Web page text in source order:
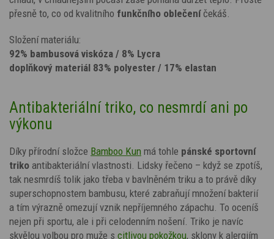
přesně to, co od kvalitního funkčního oblečení čekáš.
Složení materiálu:
92% bambusová viskóza / 8% Lycra
doplňkový materiál 83% polyester / 17% elastan
Antibakteriální triko, co nesmrdí ani po
výkonu
Díky přírodní složce Bamboo Kun má tohle pánské sportovní
triko antibakteriální vlastnosti. Lidsky řečeno – když se zpotíš,
tak nesmrdíš tolik jako třeba v bavlněném triku a to právě díky
superschopnostem bambusu, které zabraňují množení bakterií
a tím výrazně omezují vznik nepříjemného zápachu. To oceníš
nejen při sportu, ale i při celodenním nošení. Triko je navíc
skvělou volbou pro muže s citlivou pokožkou, sklony k alergiím